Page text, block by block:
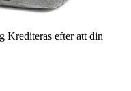
Krediteras efter att din